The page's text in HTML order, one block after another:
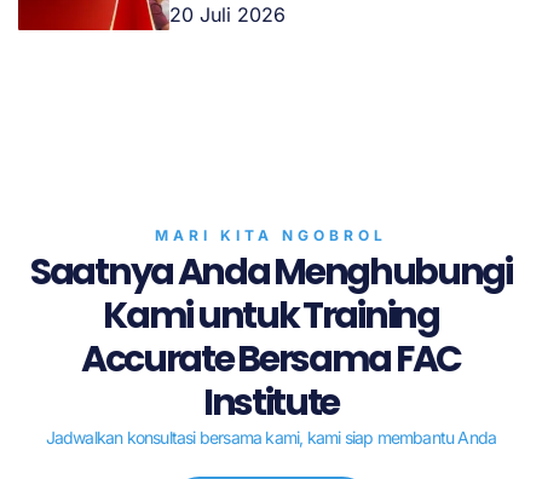
20 Juli 2026
MARI KITA NGOBROL
Saatnya Anda Menghubungi
Kami untuk Training
Accurate Bersama FAC
Institute
Jadwalkan konsultasi bersama kami, kami siap membantu Anda